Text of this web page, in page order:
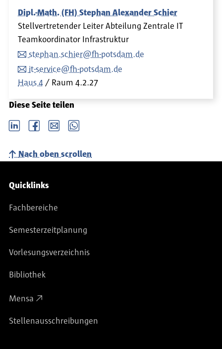
Dipl.-Math. (FH) Stephan Alexander Schier
Stellvertretender Leiter Abteilung Zentrale IT
Teamkoordinator Infrastruktur
stephan.schier@fh-potsdam.de
it-service@fh-potsdam.de
Haus 4
Raum 4.2.27
Diese Seite teilen
LinkedIn Facebook email Whatsapp
Nach oben scrollen
Service-Navigation
Quicklinks
Fachbereiche
Semesterzeitplanung
Vorlesungsverzeichnis
Bibliothek
Mensa
Stellenausschreibungen